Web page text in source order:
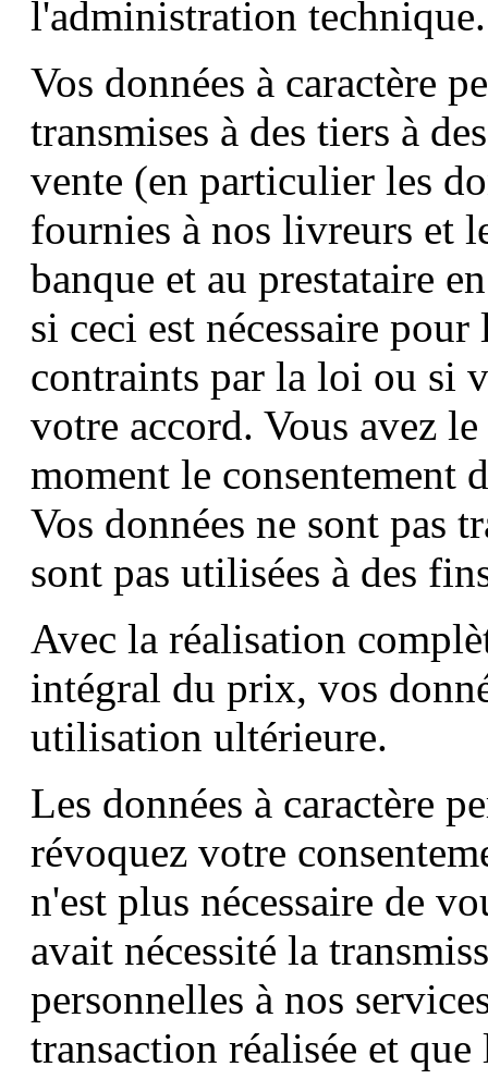
l'administration technique.
Vos données à caractère
transmises à des tiers à
vente (en particulier les
fournies à nos livreurs et
banque et au prestataire
si ceci est nécessaire
contraints par la loi ou si
votre accord. Vous avez
moment le consentement
Vos données ne sont pas
sont pas utilisées à des
Avec la réalisation
intégral du prix, vos
utilisation ultérieure.
Les données à caractère
révoquez votre
n'est plus nécessaire de
avait nécessité la
personnelles à nos
transaction réalisée et